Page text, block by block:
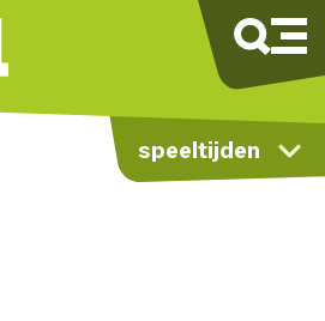
speeltijden